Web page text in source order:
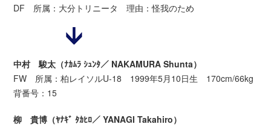
DF 所属：大分トリニータ 理由：怪我のため
中村 駿太（ﾅｶﾑﾗ ｼｭﾝﾀ／ NAKAMURA Shunta）
FW 所属：柏レイソルU-18 1999年5月10日生 170cm/66kg
背番号：15
柳 貴博（ﾔﾅｷﾞ ﾀｶﾋﾛ／ YANAGI Takahiro）